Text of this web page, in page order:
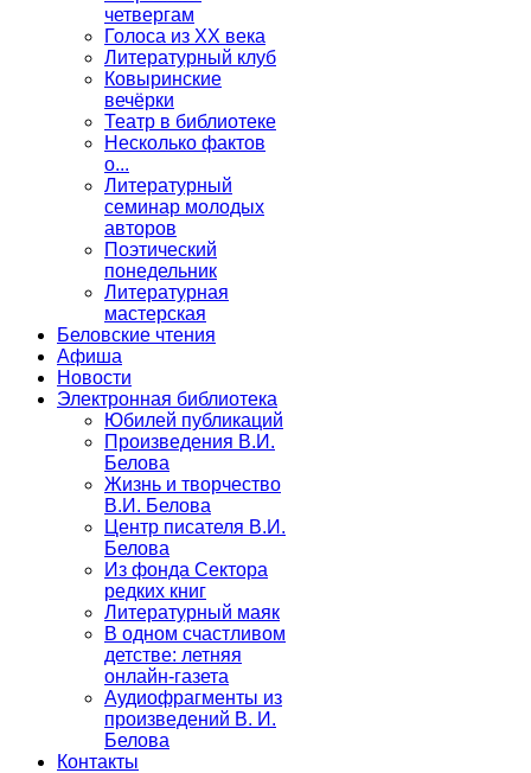
четвергам
Голоса из ХХ века
Литературный клуб
Ковыринские
вечёрки
Театр в библиотеке
Несколько фактов
о...
Литературный
семинар молодых
авторов
Поэтический
понедельник
Литературная
мастерская
Беловские чтения
Афиша
Новости
Электронная библиотека
Юбилей публикаций
Произведения В.И.
Белова
Жизнь и творчество
В.И. Белова
Центр писателя В.И.
Белова
Из фонда Сектора
редких книг
Литературный маяк
В одном счастливом
детстве: летняя
онлайн-газета
Аудиофрагменты из
произведений В. И.
Белова
Контакты